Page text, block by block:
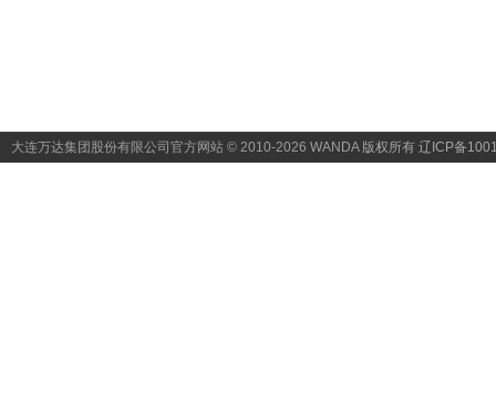
大连万达集团股份有限公司官方网站 © 2010-2026 WANDA 版权所有 辽ICP备